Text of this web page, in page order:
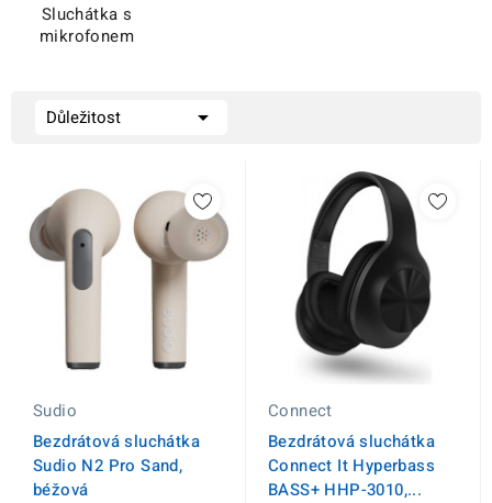
Sluchátka s
mikrofonem
Důležitost 
Sudio
Bezdrátová sluchátka
Sudio N2 Pro Sand,
béžová
Connect
Bezdrátová sluchátka
Connect It Hyperbass
BASS+ HHP-3010,...